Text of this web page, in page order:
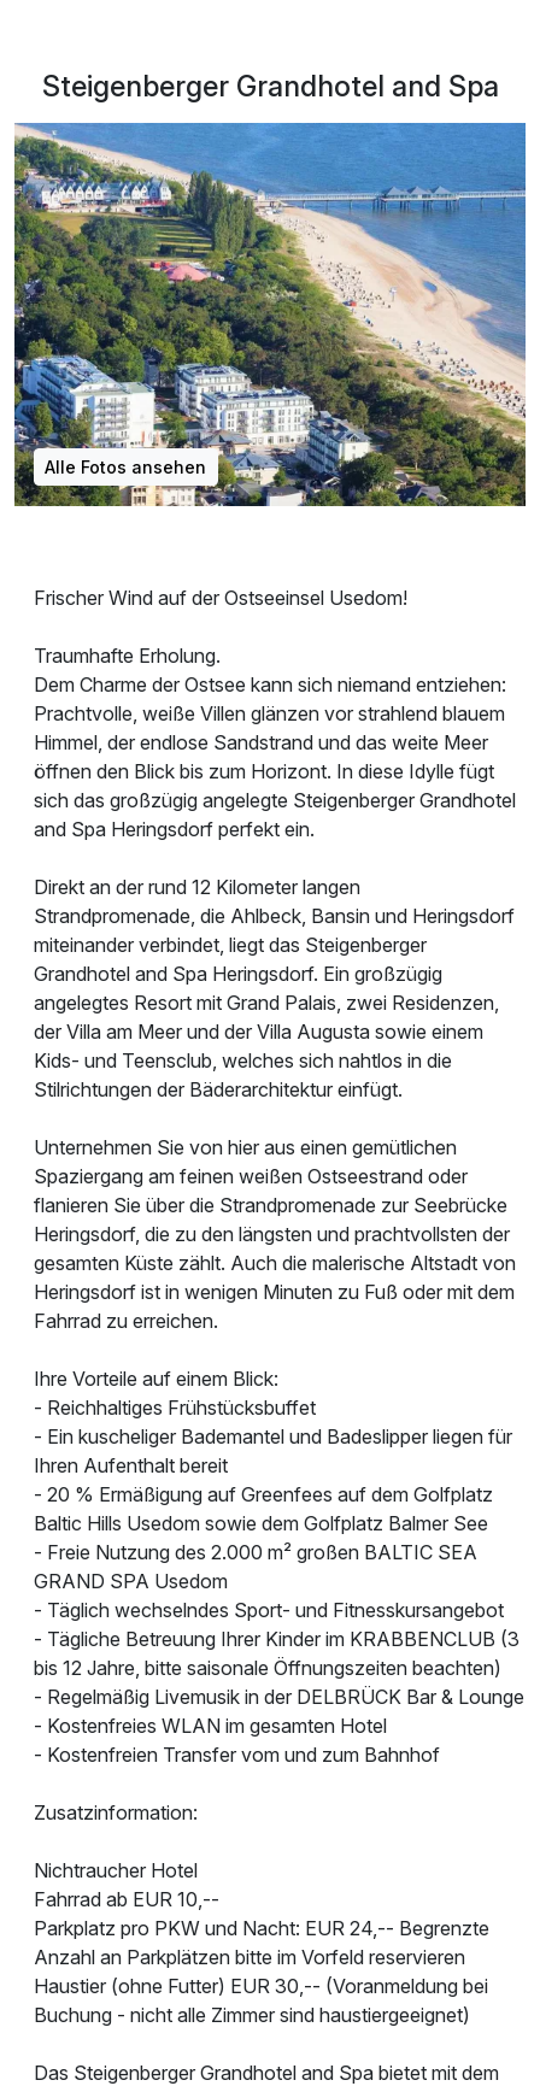
Steigenberger Grandhotel and Spa
Alle Fotos ansehen
Frischer Wind auf der Ostseeinsel Usedom!
Traumhafte Erholung.
Dem Charme der Ostsee kann sich niemand entziehen:
Prachtvolle, weiße Villen glänzen vor strahlend blauem
Himmel, der endlose Sandstrand und das weite Meer
öffnen den Blick bis zum Horizont. In diese Idylle fügt
sich das großzügig angelegte Steigenberger Grandhotel
and Spa Heringsdorf perfekt ein.
Direkt an der rund 12 Kilometer langen
Strandpromenade, die Ahlbeck, Bansin und Heringsdorf
miteinander verbindet, liegt das Steigenberger
Grandhotel and Spa Heringsdorf. Ein großzügig
angelegtes Resort mit Grand Palais, zwei Residenzen,
der Villa am Meer und der Villa Augusta sowie einem
Kids- und Teensclub, welches sich nahtlos in die
Stilrichtungen der Bäderarchitektur einfügt.
Unternehmen Sie von hier aus einen gemütlichen
Spaziergang am feinen weißen Ostseestrand oder
flanieren Sie über die Strandpromenade zur Seebrücke
Heringsdorf, die zu den längsten und prachtvollsten der
gesamten Küste zählt. Auch die malerische Altstadt von
Heringsdorf ist in wenigen Minuten zu Fuß oder mit dem
Fahrrad zu erreichen.
Ihre Vorteile auf einem Blick:
- Reichhaltiges Frühstücksbuffet
- Ein kuscheliger Bademantel und Badeslipper liegen für
Ihren Aufenthalt bereit
- 20 % Ermäßigung auf Greenfees auf dem Golfplatz
Baltic Hills Usedom sowie dem Golfplatz Balmer See
- Freie Nutzung des 2.000 m² großen BALTIC SEA
GRAND SPA Usedom
- Täglich wechselndes Sport- und Fitnesskursangebot
- Tägliche Betreuung Ihrer Kinder im KRABBENCLUB (3
bis 12 Jahre, bitte saisonale Öffnungszeiten beachten)
- Regelmäßig Livemusik in der DELBRÜCK Bar & Lounge
- Kostenfreies WLAN im gesamten Hotel
- Kostenfreien Transfer vom und zum Bahnhof
Zusatzinformation:
Nichtraucher Hotel
Fahrrad ab EUR 10,--
Parkplatz pro PKW und Nacht: EUR 24,-- Begrenzte
Anzahl an Parkplätzen bitte im Vorfeld reservieren
Haustier (ohne Futter) EUR 30,-- (Voranmeldung bei
Buchung - nicht alle Zimmer sind haustiergeeignet)
Das Steigenberger Grandhotel and Spa bietet mit dem